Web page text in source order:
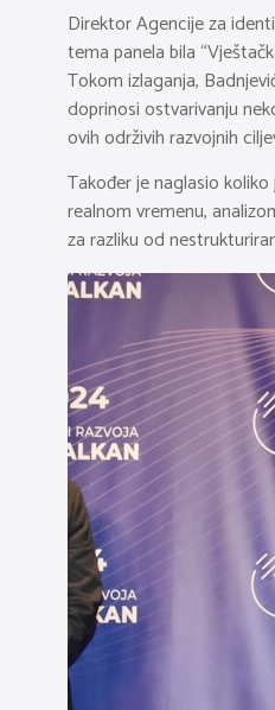
Direktor Agencije za
tema panela bila
Tokom izlaganja,
doprinosi ostvarivanju
ovih održivih razvojnih
Također je naglasio
realnom vremenu,
za razliku od